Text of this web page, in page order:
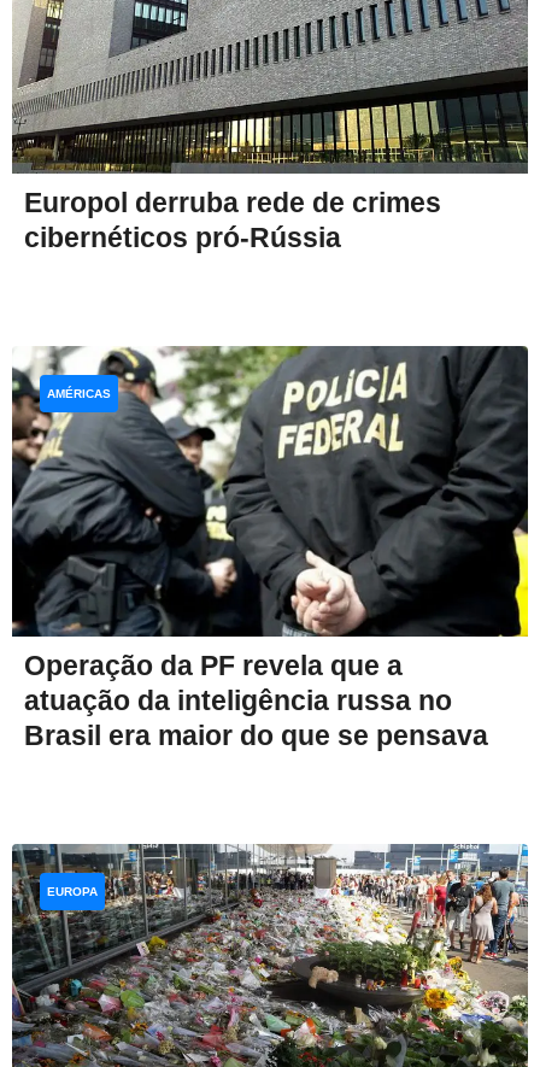
Europol derruba rede de crimes
cibernéticos pró-Rússia
Operação da PF revela que a
atuação da inteligência russa no
Brasil era maior do que se pensava
AMÉRICAS
EUROPA